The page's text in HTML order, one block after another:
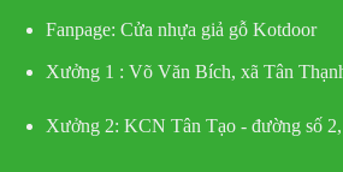
Fanpage: Cửa nhựa giả gỗ Kotdoor
Xưởng 1 : Võ Văn Bích, xã Tân
Xưởng 2: KCN Tân Tạo - đường số